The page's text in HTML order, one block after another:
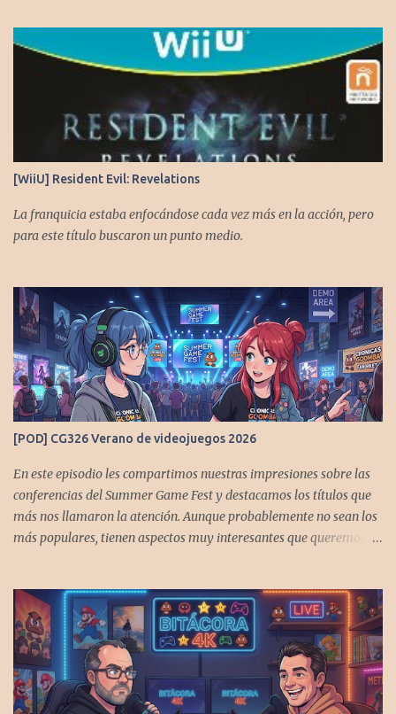
[WiiU] Resident Evil: Revelations
La franquicia estaba enfocándose cada vez más en la acción, pero
para este título buscaron un punto medio.
[POD] CG326 Verano de videojuegos 2026
En este episodio les compartimos nuestras impresiones sobre las
conferencias del Summer Game Fest y destacamos los títulos que
más nos llamaron la atención. Aunque probablemente no sean los
más populares, tienen aspectos muy interesantes que queremos
nos agregan a sus plataformas de podcast y nos dejan
comentarios en las cuentas de redes. Spotify YouTube. Twitter -
https://x.com/CronicasGoomba Instagram -
https://www.instagram.com/cronicasgoomba/ Facebook -
https://www.facebook.com/CronicasGoomba Si no estamos en tu
plataforma nos puedes agregarcn el código rss: